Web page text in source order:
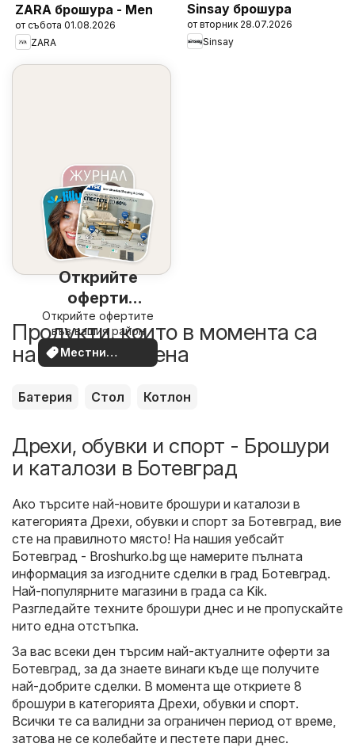
ZARA брошура - Men
от събота 01.08.2026
ZARA
Sinsay брошура
от вторник 28.07.2026
Sinsay
Открийте
оферти
наблизо
Открийте офертите
във вашия район
Местни
оферти
Продукти, които в момента са
на по-добра цена
Батерия Стол Котлон
Дрехи, обувки и спорт - Брошури
и каталози в Ботевград
Ако търсите най-новите брошури и каталози в
категорията Дрехи, обувки и спорт за Ботевград, вие
сте на правилното място! На нашия уебсайт
Ботевград - Broshurko.bg ще намерите пълната
информация за изгодните сделки в град Ботевград.
Най-популярните магазини в града са Kik.
Разгледайте техните брошури днес и не пропускайте
нито една отстъпка.
За вас всеки ден търсим най-актуалните оферти за
Ботевград, за да знаете винаги къде ще получите
най-добрите сделки. В момента ще откриете 8
брошури в категорията Дрехи, обувки и спорт.
Всички те са валидни за ограничен период от време,
затова не се колебайте и пестете пари днес.